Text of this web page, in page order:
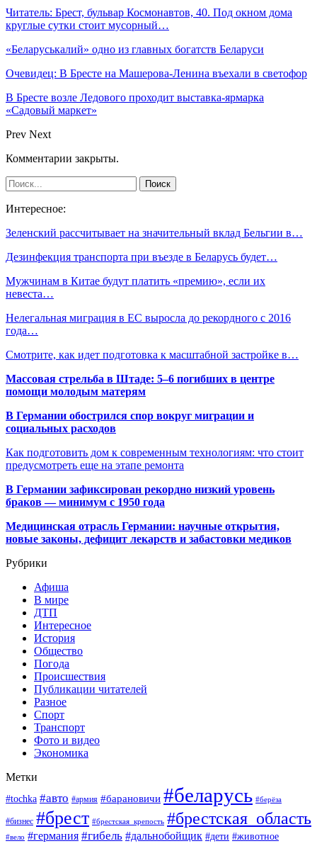
Читатель: Брест, бульвар Космонавтов, 40. Под окном дома
круглые сутки стоит мусорный…
«Беларуськалий» одно из главных богатств Беларуси
Очевидец: В Бресте на Машерова-Ленина въехали в светофор
В Бресте возле Ледового проходит выставка-ярмарка
«Садовый маркет»
Prev Next
Комментарии закрыты.
Интересное:
Зеленский рассчитывает на значительный вклад Бельгии в…
Дезинфекция транспорта при въезде в Беларусь будет…
Мужчинам в Китае будут платить «премию», если их
невеста…
Нелегальная миграция в ЕС выросла до рекордного с 2016
года…
Смотрите, как идет подготовка к масштабной застройке в…
Массовая стрельба в Штаде: 5–6 погибших в центре
помощи молодым матерям
В Германии обострился спор вокруг миграции и
социальных расходов
Как подготовить дом к современным технологиям: что стоит
предусмотреть еще на этапе ремонта
В Германии зафиксирован рекордно низкий уровень
браков — минимум с 1950 года
Медицинская отрасль Германии: научные открытия,
новые законы, дефицит лекарств и забастовки медиков
Рубрики
Афиша
В мире
ДТП
Интересное
История
Общество
Погода
Происшествия
Публикации читателей
Разное
Спорт
Транспорт
Фото и видео
Экономика
Метки
#tochka #авто #армия #барановичи #беларусь #берёза
#бизнес #брест #брестская_крепость #брестская_область
#вело #германия #гибель #дальнобойщик #дети #животное